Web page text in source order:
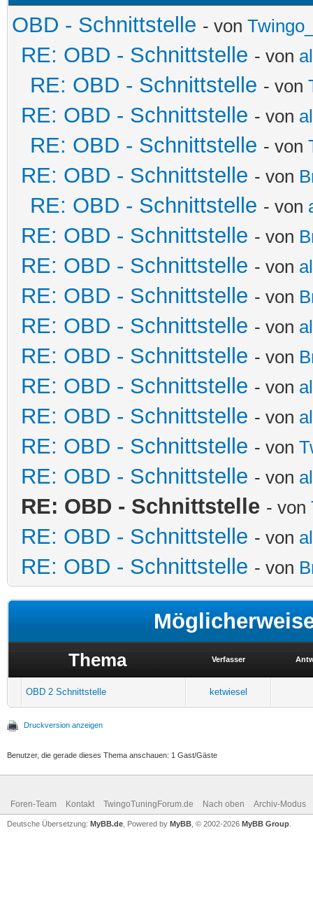
OBD - Schnittstelle - von
RE: OBD - Schnittstelle - von
RE: OBD - Schnittstelle - von
RE: OBD - Schnittstelle - von
RE: OBD - Schnittstelle - von
RE: OBD - Schnittstelle - von
RE: OBD - Schnittstelle - von
RE: OBD - Schnittstelle - von
RE: OBD - Schnittstelle - von
RE: OBD - Schnittstelle - von
RE: OBD - Schnittstelle - von
RE: OBD - Schnittstelle - von
RE: OBD - Schnittstelle - von
RE: OBD - Schnittstelle - von
RE: OBD - Schnittstelle - von
RE: OBD - Schnittstelle - von
RE: OBD - Schnittstelle - von
RE: OBD - Schnittstelle - von
RE: OBD - Schnittstelle - von
Thema Verfasser
OBD 2 Schnittstelle ketwiesel
Druckversion anzeigen
Benutzer, die gerade dieses Thema anschauen: 1 Gast/Gäste
Foren-Team Kontakt TwingoTuningForum.de Nach oben Archiv-Modus
Deutsche Übersetzung: MyBB.de , Powered by MyBB , © 2002-2026 MyBB Group